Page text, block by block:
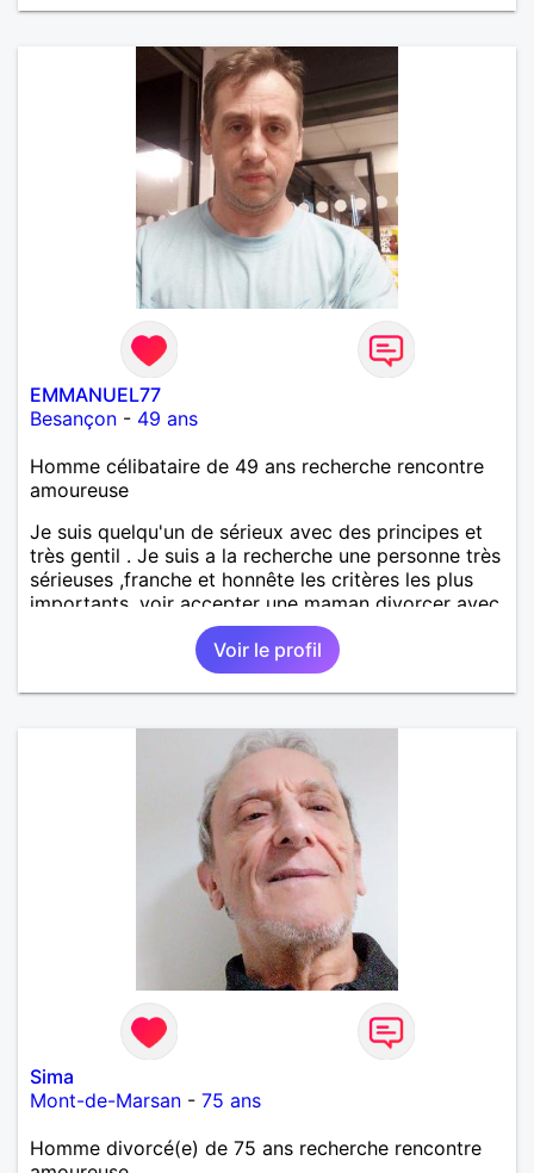
EMMANUEL77
Besançon - 49 ans
Homme célibataire de 49 ans recherche rencontre
amoureuse
Je suis quelqu'un de sérieux avec des principes et
très gentil . Je suis a la recherche une personne très
sérieuses ,franche et honnête les critères les plus
importants, voir accepter une maman divorcer avec
son enfant il n y a aucun problème. S' abstenir au
personne non sérieuse merci. Recherche dans un
premier temps dialogue et apprendre à connaître la
personne puis dans un deuxième temps relation plus
professionnelle et agent de sécurité privée et
agents SIAP1. ET télésurveillance et vidéo
protection dans les casino supermarché. en CDI
Mes passions. Sont la robotique ,vtt ,Echeque
,astronomie . Service militaire belfort 35 régiment d
infanterie et engager sur 5 ans.de (1998 a 2003.)
Divers je fait en moyenne 6 km de marche par jour
a pieds. A la fin de mon travail a mon domicile. J 'ai
un rêve cet de construire une vie a deux en
harmonie. Si je pourrais lui décrocher la lune je le
ferais. A chaque fois que je vois un beau ciel étoilé
je rêve d' être avec quelqu'un.
Voir le profil
Sima
Mont-de-Marsan - 75 ans
Homme divorcé(e) de 75 ans recherche rencontre